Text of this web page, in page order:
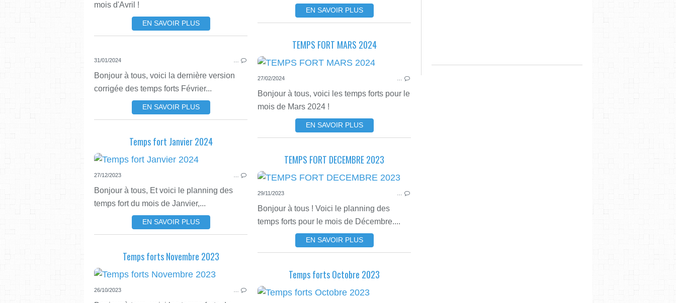
EN SAVOIR PLUS
mois d'Avril !
EN SAVOIR PLUS
TEMPS FORT MARS 2024
PLANNING DES TEMPS FORTS
27/02/2024
Bonjour à tous, voici les temps forts pour le
mois de Mars 2024 !
EN SAVOIR PLUS
PLANNING DES TEMPS FORTS
31/01/2024
Bonjour à tous, voici la dernière version
corrigée des temps forts Février...
EN SAVOIR PLUS
Temps fort Janvier 2024
PLANNING DES TEMPS FORTS
27/12/2023
Bonjour à tous, Et voici le planning des
temps fort du mois de Janvier,...
EN SAVOIR PLUS
TEMPS FORT DECEMBRE 2023
29/11/2023
Bonjour à tous ! Voici le planning des
temps forts pour le mois de Décembre....
EN SAVOIR PLUS
Temps forts Novembre 2023
PLANNING DES TEMPS FORTS
26/10/2023
Temps forts Octobre 2023